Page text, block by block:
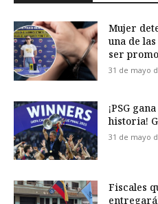
Mujer
una de
ser
31 de mayo
¡PSG
historia!
31 de mayo
Fiscales